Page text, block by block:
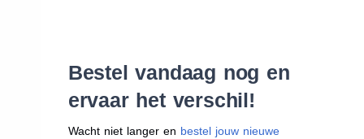
Bestel vandaag nog en
ervaar het verschil!
Wacht niet langer en bestel jouw nieuwe